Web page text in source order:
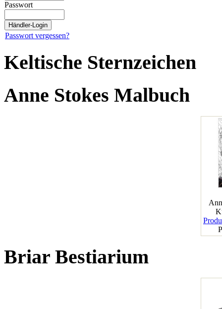
Passwort
Passwort vergessen?
Keltische Sternzeichen
Anne Stokes Malbuch
Briar Bestiarium